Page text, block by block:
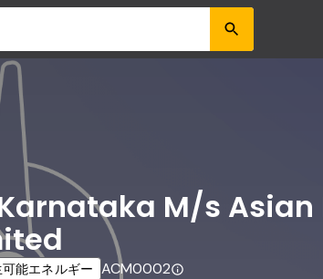
M/s Asian
能エネルギー ACM0002